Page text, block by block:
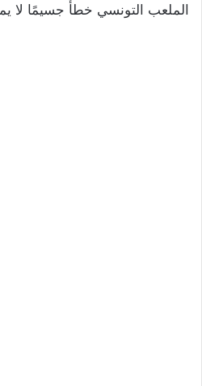
الملعب التونسي خطأً جسيمًا لا